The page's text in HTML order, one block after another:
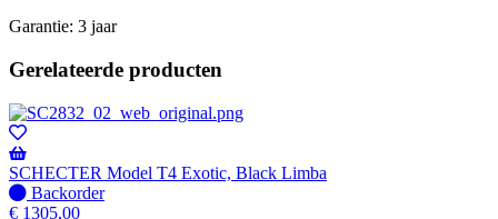
Garantie: 3 jaar
Gerelateerde producten
SCHECTER Model T4 Exotic, Black Limba
Niet
op
Backorder
€ 1305,00